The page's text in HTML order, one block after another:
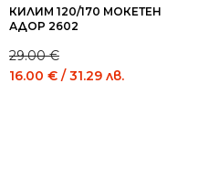
КИЛИМ 120/170 МОКЕТЕН
АДОР 2602
29.00€
Original
16.00 € / 31.29 лв.